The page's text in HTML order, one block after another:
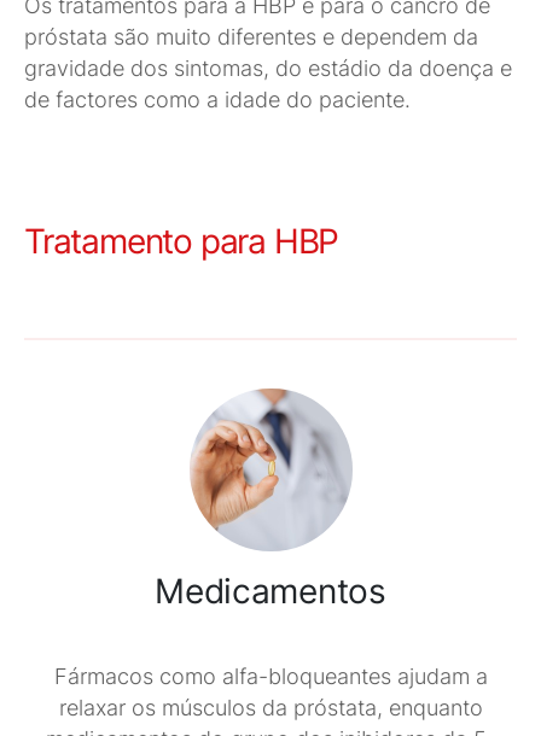
Os tratamentos para a HBP e para o cancro de
próstata são muito diferentes e dependem da
gravidade dos sintomas, do estádio da doença e
de factores como a idade do paciente.
Tratamento para HBP
Medicamentos
Fármacos como alfa-bloqueantes ajudam a
relaxar os músculos da próstata, enquanto